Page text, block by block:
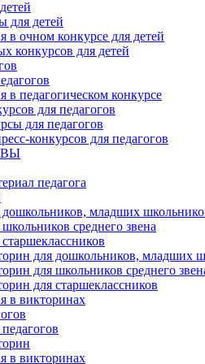
для детей
в очном конкурсе для детей
конкурсов для детей
в педагогическом конкурсе
для педагогов
для педагогов
конкурсов для педагогов
педагога
младших
среднего звена
для дошкольников, младших
для школьников среднего
для старшеклассников
в викторинах
в викторинах